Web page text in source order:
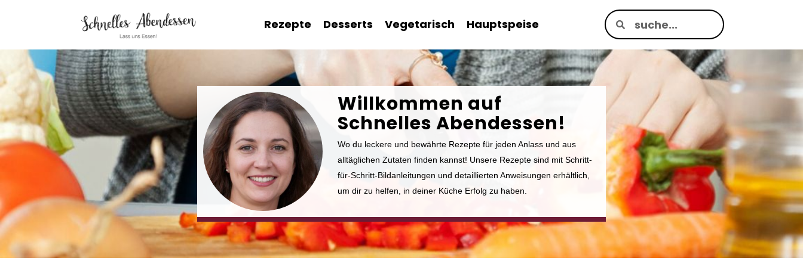
Rezepte Desserts Vegetarisch Hauptspeise
Willkommen auf
Schnelles Abendessen!
Wo du leckere und bewährte Rezepte für jeden Anlass und aus
alltäglichen Zutaten finden kannst! Unsere Rezepte sind mit Schritt-
für-Schritt-Bildanleitungen und detaillierten Anweisungen erhältlich,
um dir zu helfen, in deiner Küche Erfolg zu haben.